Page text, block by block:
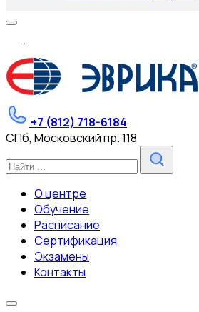
...
+7 (812) 718-6184
СПб, Московский пр. 118
О центре
Обучение
Расписание
Сертификация
Экзамены
Контакты